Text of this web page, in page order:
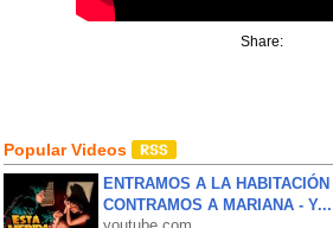
Share:
Popular Videos
ENTRAMOS A LA
CONTRAMOS A MARIANA - Y...